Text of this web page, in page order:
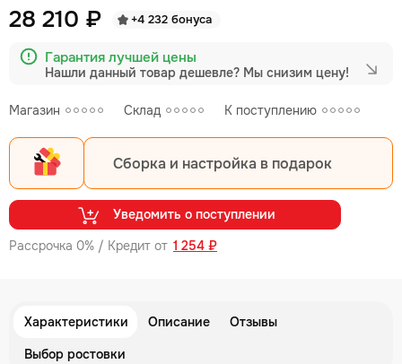
Магазин Склад К поступлению
28 210 ₽ +4 232 бонуса
Гарантия лучшей цены
Нашли данный товар дешевле? Мы снизим цену!
Рассрочка 0% / Кредит от 1 254 ₽
Сборка и настройка в подарок
Уведомить о поступлении
Характеристики Описание
Отзывы
Выбор ростовки